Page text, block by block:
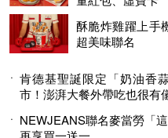
酥脆炸雞躍上手
超美味聯名
肯德基聖誕限定「奶油香
市！澎湃大餐外帶吃也很有
NEWJEANS聯名麥當勞「